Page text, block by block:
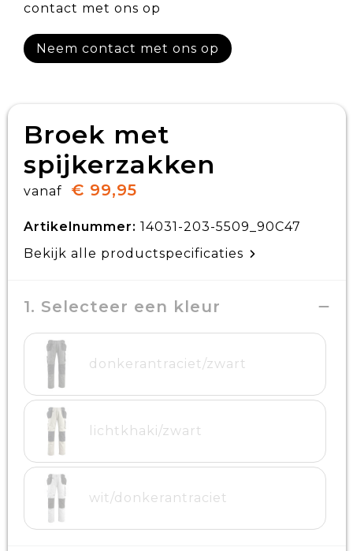
contact met ons op
Neem contact met ons op
Broek met
spijkerzakken
vanaf € 99,95
Artikelnummer: 14031-203-5509_90C47
Bekijk alle productspecificaties
1. Selecteer een kleur
donkerantraciet/zwart
lichtkhaki/zwart
wit/donkerantraciet